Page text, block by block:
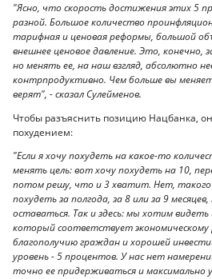
"Ясно, что скорость достижения этих 5
разной. Большое количество
тарифная и ценовая реформы, большой
внешнее ценовое давление. Это, конечно,
но менять ее, на наш взгляд, абсолютно
контрпродуктивно. Чем больше вы
верят", - сказал Сулейменов.
Чтобы разъяснить позицию Нацбанка,
похудением:
"Если я хочу похудеть на какое-то
менять цель: вот хочу похудеть на 10,
потом решу, что и 3 хватит. Нет,
похудеть за полгода, за 8 или за 9
оставаться. Так и здесь: мы хотим
который соответствует экономическому
благополучию граждан и хорошей
уровень - 5 процентов. У нас нет
точно ее придерживаться и максимально